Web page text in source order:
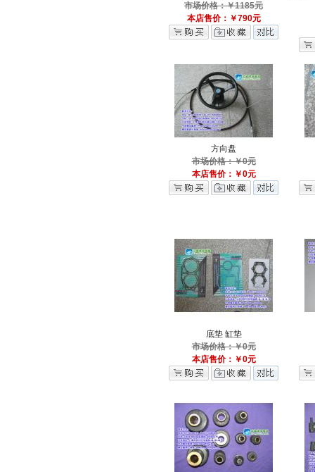
市场价格：￥1185元
本店售价：￥790元
方向盘
市场价格：￥0元
本店售价：￥0元
底垫 缸垫
市场价格：￥0元
本店售价：￥0元